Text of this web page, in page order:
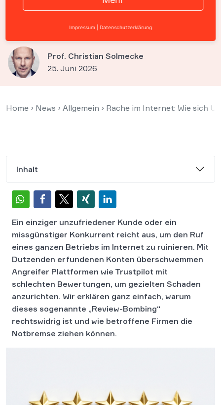
gefälschte Sterne-Fluten auf
Trustpilot wehren können
Prof. Christian Solmecke
25. Juni 2026
Home › News › Allgemein › Rache im Internet: Wie sich
Inhalt
Ein einziger unzufriedener Kunde oder ein
missgünstiger Konkurrent reicht aus, um den Ruf
eines ganzen Betriebs im Internet zu ruinieren. Mit
Dutzenden erfundenen Konten überschwemmen
Angreifer Plattformen wie Trustpilot mit
schlechten Bewertungen, um gezielten Schaden
anzurichten. Wir erklären ganz einfach, warum
dieses sogenannte „Review-Bombing“
rechtswidrig ist und wie betroffene Firmen die
Notbremse ziehen können.
Impressum Datenschutzerklärung